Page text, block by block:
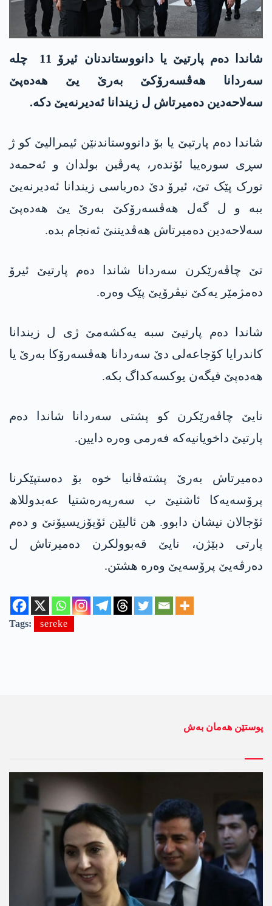
شاندا دەم پارتیێ یا دانووستاندنان ئیرۆ 11 چلە
سەردانا ھەڤسەرۆکێ بەرێ یێ ھەدەپێ
سەلاحەدین دەمیرتاش ل زیندانا ئەدیرنەیێ دکە.
شاندا دەم پارتیێ یا بۆ دانووستاندنێن ئیمرالیێ کو ژ
سڕی سورەییا ئۆندەر، پەرڤین بولدان و ئەحمەد
تورک پێک تێ، ئیرۆ دێ دەرباسی زیندانا ئەدیرنەیێ
ببە و ل گەل ھەڤسەرۆکێ بەرێ یێ ھەدەپێ
سەلاحەدین دەمیرتاش ھەڤدیتنێ ئەنجام بدە.
تێ چاڤەرێکرن سەردانا شاندا دەم پارتیێ ئیرۆ
دەمژمێر یەکێ نیڤرۆیێ پێک وەرە.
شاندا دەم پارتیێ سبە یەکشەمێ ژی ل زیندانا
کاندرایا کۆجاعەلی دێ سەردانا ھەڤسەرۆکا بەرێ یا
ھەدەپێ فیگەن یوکسەکداگ بکە.
نایێ چاڤەرێکرن کو پشتی سەردانا شاندا دەم
پارتیێ داخویانیەکە فەرمی وەرە دایین.
دەمیرتاش بەرێ پشتەڤانیا خوە بۆ دەستپێکرنا
پرۆسەیەکا ئاشتیێ ب سەرپەرەشتیا عەبدوللاھ
ئۆجالان نیشان دابوو. ھن ئالیێن ئۆپۆزیسیۆنێ و دەم
پارتی دبێژن، نایێ قەبوولکرن دەمیرتاش ل
دەرڤەیێ پرۆسەیێ وەرە ھشتن.
Tags: sereke
پوستێن ھەمان بەش